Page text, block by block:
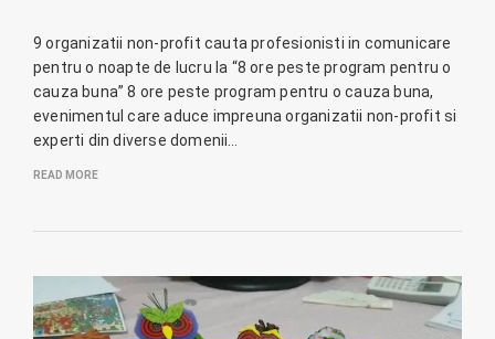
9 organizatii non-profit cauta profesionisti in comunicare
pentru o noapte de lucru la “8 ore peste program pentru o
cauza buna” 8 ore peste program pentru o cauza buna,
evenimentul care aduce impreuna organizatii non-profit si
experti din diverse domenii…
READ MORE